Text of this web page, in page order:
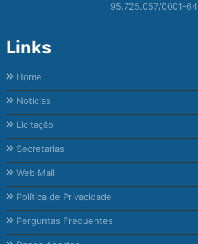
95.725.057/0001-64
Links
Home
Notícias
Licitação
Secretarias
Web Mail
Política de Privacidade
Perguntas Frequentes